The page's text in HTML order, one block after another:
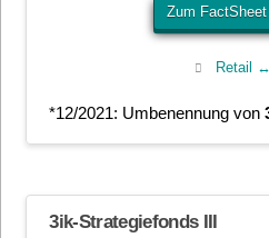
Zum
Retail
*12/2021: Umbenennung von
3ik-Strategiefonds III